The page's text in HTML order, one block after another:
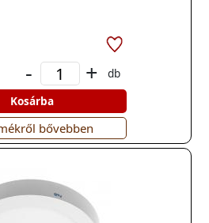
- +
db
Kosárba
bővebben